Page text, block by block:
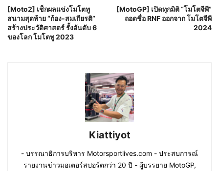
[Moto2] เช็กผลแข่งโมโตทู
สนามสุดท้าย “ก้อง-สมเกียรติ”
สร้างประวัติศาสตร์ รั้งอันดับ 6
ของโลก โมโตทู 2023
[MotoGP] เปิดทุกมิติ “โมโตจีพี”
ถอดชื่อ RNF ออกจาก โมโตจีพี
2024
Kiattiyot
- บรรณาธิการบริหาร Motorsportlives.com - ประสบการณ์
รายงานข่าวมอเตอร์สปอร์ตกว่า 20 ปี - ผู้บรรยาย MotoGP,